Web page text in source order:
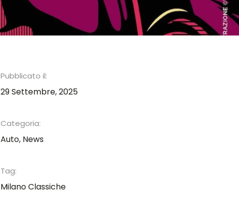
Pubblicato il:
29 Settembre, 2025
Categoria:
Auto, News
Tag:
Milano Classiche